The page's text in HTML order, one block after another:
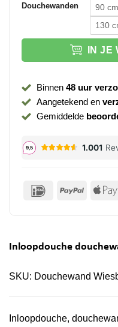
Douchewanden
90 cm
130
IN JE
Binnen 48 uur
Aangetekend en
Gemiddelde
IDeal PayPal
Inloopdouche
SKU: Douchewand
Inloopdouche,